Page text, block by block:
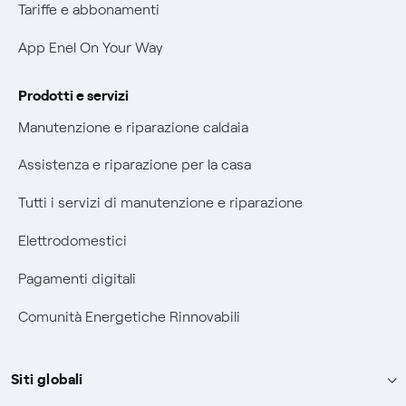
Verifica chi ti ha chiamato
Agevolazione utenti con disabilità per offerte Fibra
Tariffe e abbonamenti
App Enel On Your Way
Prodotti e servizi
Manutenzione e riparazione caldaia
Assistenza e riparazione per la casa
Tutti i servizi di manutenzione e riparazione
Elettrodomestici
Pagamenti digitali
Comunità Energetiche Rinnovabili
Siti globali